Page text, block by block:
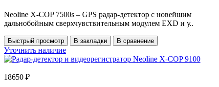
Neoline X-COP 7500s – GPS радар-детектор с новейшим
дальнобойным сверхчувствительным модулем EXD и у..
Быстрый просмотр В закладки В сравнение
Уточнить наличие
18650 ₽